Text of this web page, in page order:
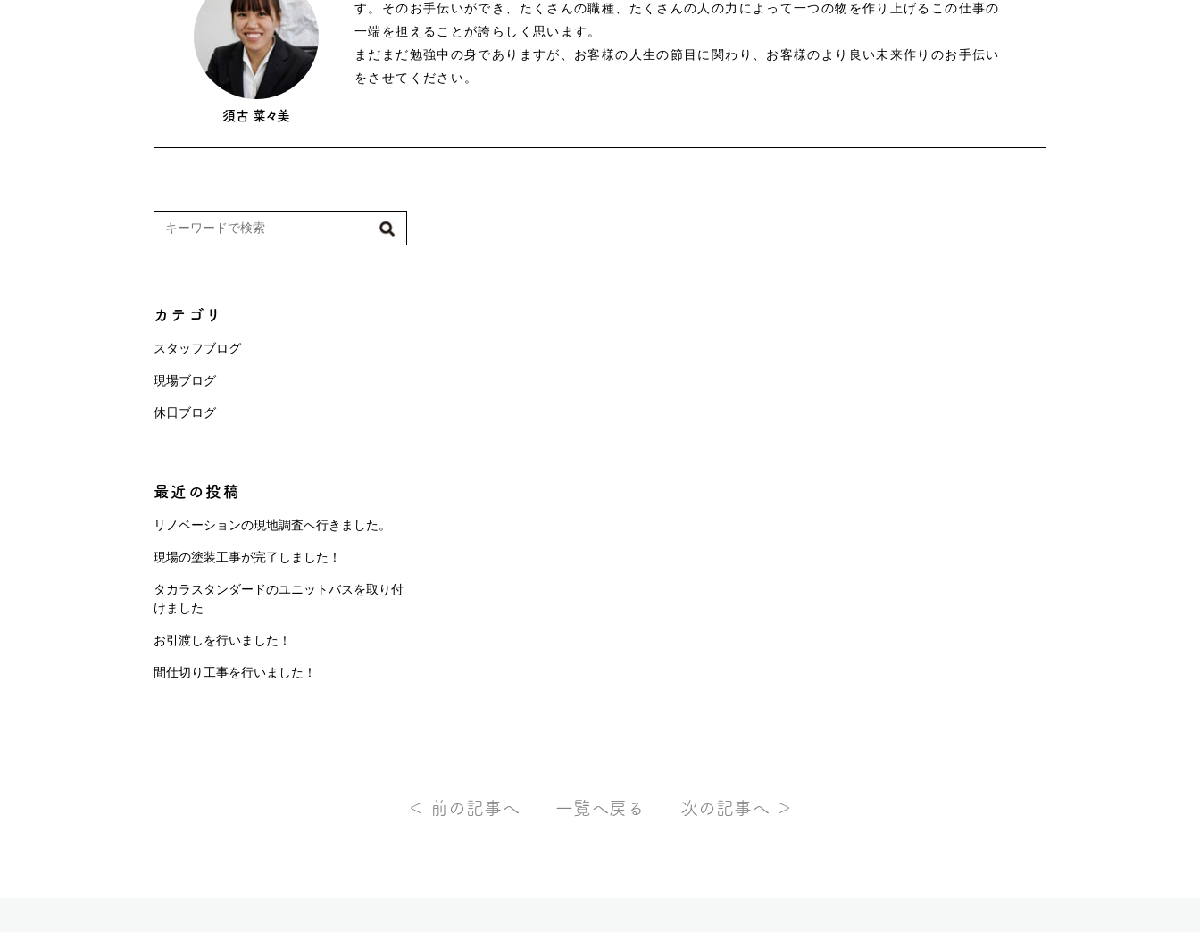
須古 菜々美
す。そのお手伝いができ、たくさんの職種、たくさんの人の力によって一つの物を作り上げるこの仕事の
一端を担えることが誇らしく思います。
まだまだ勉強中の身でありますが、お客様の人生の節目に関わり、お客様のより良い未来作りのお手伝い
をさせてください。
カテゴリ
スタッフブログ
現場ブログ
休日ブログ
最近の投稿
リノベーションの現地調査へ行きました。
現場の塗装工事が完了しました！
タカラスタンダードのユニットバスを取り付
けました
お引渡しを行いました！
間仕切り工事を行いました！
＜ 前の記事へ 一覧へ戻る 次の記事へ ＞